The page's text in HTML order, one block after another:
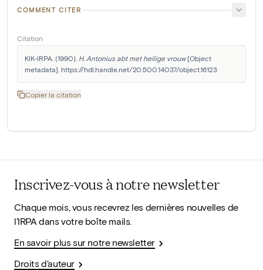
COMMENT CITER
Citation
KIK-IRPA. (1990). H. Antonius abt met heilige vrouw [Object
metadata]. https://hdl.handle.net/20.500.14037/object.16123
Copier la citation
Inscrivez-vous à notre newsletter
Chaque mois, vous recevrez les dernières nouvelles de
l'IRPA dans votre boîte mails.
En savoir plus sur notre newsletter
Droits d'auteur